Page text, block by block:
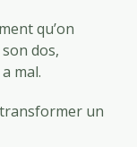
qu’on
dos,
mal.
un